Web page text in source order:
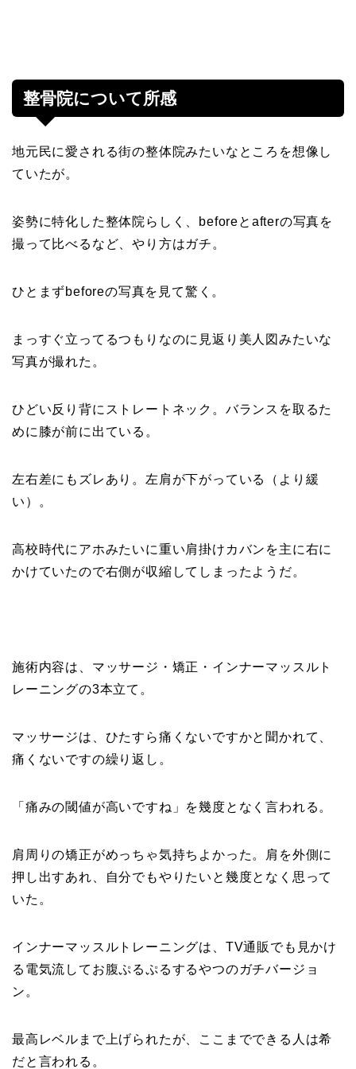
整骨院について所感
地元民に愛される街の整体院みたいなところを想像し
ていたが。
姿勢に特化した整体院らしく、beforeとafterの写真を
撮って比べるなど、やり方はガチ。
ひとまずbeforeの写真を見て驚く。
まっすぐ立ってるつもりなのに見返り美人図みたいな
写真が撮れた。
ひどい反り背にストレートネック。バランスを取るた
めに膝が前に出ている。
左右差にもズレあり。左肩が下がっている（より緩
い）。
高校時代にアホみたいに重い肩掛けカバンを主に右に
かけていたので右側が収縮してしまったようだ。
施術内容は、マッサージ・矯正・インナーマッスルト
レーニングの3本立て。
マッサージは、ひたすら痛くないですかと聞かれて、
痛くないですの繰り返し。
「痛みの閾値が高いですね」を幾度となく言われる。
肩周りの矯正がめっちゃ気持ちよかった。肩を外側に
押し出すあれ、自分でもやりたいと幾度となく思って
いた。
インナーマッスルトレーニングは、TV通販でも見かけ
る電気流してお腹ぷるぷるするやつのガチバージョ
ン。
最高レベルまで上げられたが、ここまでできる人は希
だと言われる。